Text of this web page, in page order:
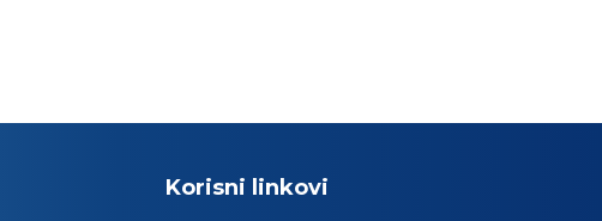
Korisni linkovi